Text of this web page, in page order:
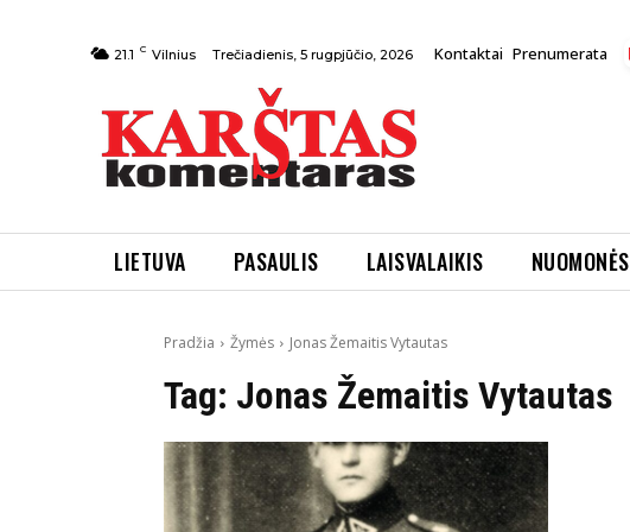
21.1 C Vilnius Trečiadienis, 5 rugpjūčio, 2026 Kontaktai Prenumerata
LIETUVA PASAULIS LAISVALAIKIS NUOMONĖS
Pradžia Žymės Jonas Žemaitis Vytautas
Tag: Jonas Žemaitis Vytautas